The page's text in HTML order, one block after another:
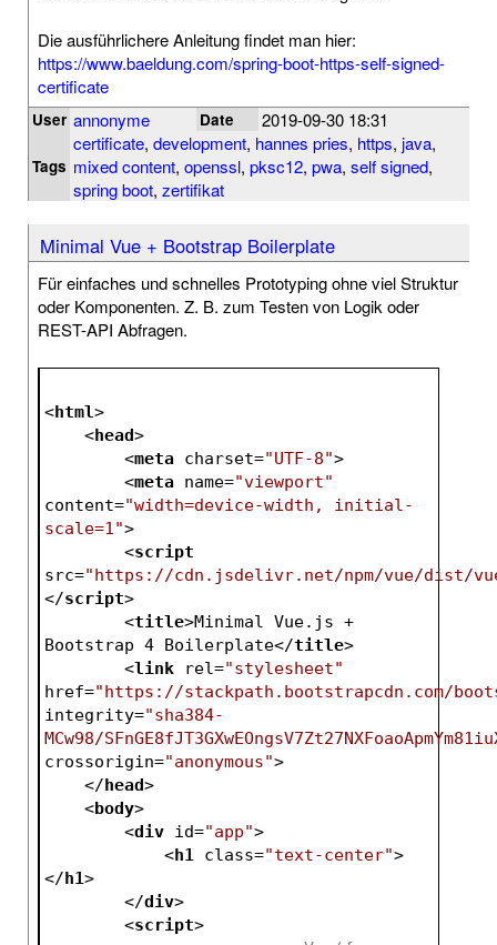
Die ausführlichere Anleitung findet man hier:
https://www.baeldung.com/spring-boot-https-self-signed-
certificate
User annonyme Date 2019-09-30 18:31
Tags
certificate, development, hannes pries, https, java,
mixed content, openssl, pksc12, pwa, self signed,
spring boot, zertifikat
Minimal Vue + Bootstrap Boilerplate
Für einfaches und schnelles Prototyping ohne viel Struktur
oder Komponenten. Z. B. zum Testen von Logik oder
REST-API Abfragen.
<html>
<head>
<meta charset="UTF-8">
<meta name="viewport"
content="width=device-width, initial-
scale=1">
<script
src="https://cdn.jsdelivr.net/npm/vue/dist/
</script>
<title>Minimal Vue.js +
Bootstrap 4 Boilerplate</title>
<link rel="stylesheet"
href="https://stackpath.bootstrapcdn.com/
integrity="sha384-
MCw98/
crossorigin="anonymous">
</head>
<body>
<div id="app">
<h1 class="text-center">
</h1>
</div>
<script>